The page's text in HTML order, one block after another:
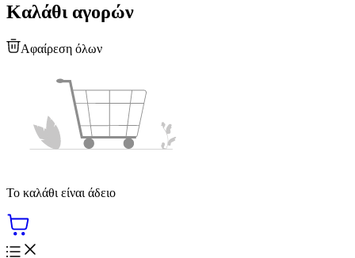
Καλάθι αγορών
Αφαίρεση όλων
Το καλάθι είναι άδειο